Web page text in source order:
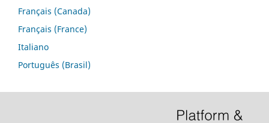
Français (Canada)
Français (France)
Italiano
Português (Brasil)